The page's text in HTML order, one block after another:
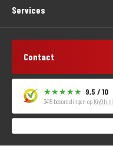
Services
Contact
9,5 / 10
3415 beoordelingen op KiyOh.nl